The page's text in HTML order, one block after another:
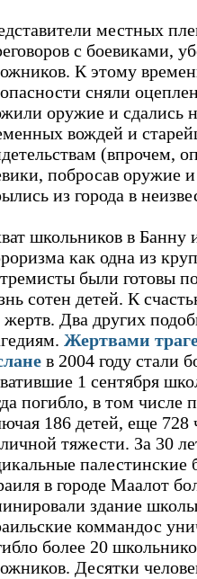
местных
с боевиками,
К этому
сняли
оружие и сдались
вождей и
(впрочем,
побросав оружие
из города в
школьников в
как одна из
были готовы
сотен детей. К
жертв. Два других
Жертвами
в 2004 году стали
1 сентября
погибло, в том числе
186 детей, еще 728
тяжести. За 30
палестинские
в городе Маалот
здание
коммандос
более 20
Десятки